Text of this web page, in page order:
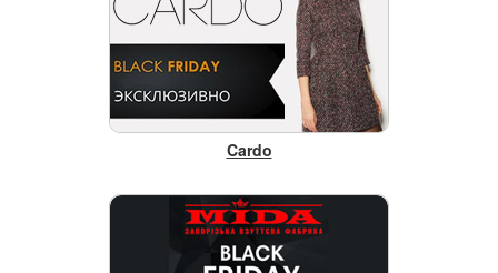
Cardo